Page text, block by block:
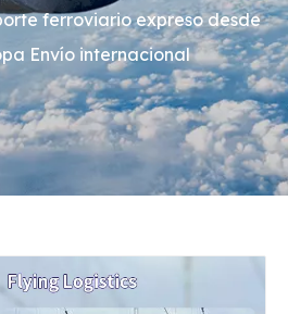
ferroviario expreso desde
Envío internacional